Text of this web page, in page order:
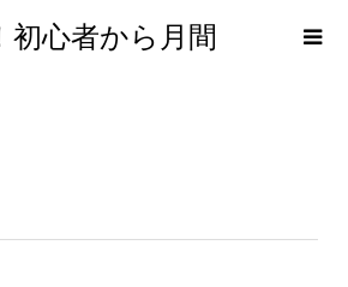
初心者から月間
するための手法